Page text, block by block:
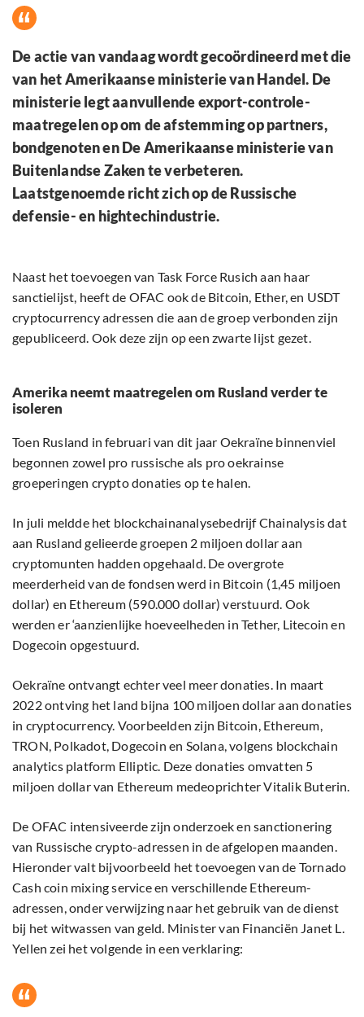
De actie van vandaag wordt gecoördineerd met die
van het Amerikaanse ministerie van Handel. De
ministerie legt aanvullende export-controle-
maatregelen op om de afstemming op partners,
bondgenoten en De Amerikaanse ministerie van
Buitenlandse Zaken te verbeteren.
Laatstgenoemde richt zich op de Russische
defensie- en hightechindustrie.
Naast het toevoegen van Task Force Rusich aan haar
sanctielijst, heeft de OFAC ook de Bitcoin, Ether, en USDT
cryptocurrency adressen die aan de groep verbonden zijn
gepubliceerd. Ook deze zijn op een zwarte lijst gezet.
Amerika neemt maatregelen om Rusland verder te
isoleren
Toen Rusland in februari van dit jaar Oekraïne binnenviel
begonnen zowel pro russische als pro oekrainse
groeperingen crypto donaties op te halen.
In juli meldde het blockchainanalysebedrijf Chainalysis dat
aan Rusland gelieerde groepen 2 miljoen dollar aan
cryptomunten hadden opgehaald. De overgrote
meerderheid van de fondsen werd in Bitcoin (1,45 miljoen
dollar) en Ethereum (590.000 dollar) verstuurd. Ook
werden er ‘aanzienlijke hoeveelheden in Tether, Litecoin en
Dogecoin opgestuurd.
Oekraïne ontvangt echter veel meer donaties. In maart
2022 ontving het land bijna 100 miljoen dollar aan donaties
in cryptocurrency. Voorbeelden zijn Bitcoin, Ethereum,
TRON, Polkadot, Dogecoin en Solana, volgens blockchain
analytics platform Elliptic. Deze donaties omvatten 5
miljoen dollar van Ethereum medeoprichter Vitalik Buterin.
De OFAC intensiveerde zijn onderzoek en sanctionering
van Russische crypto-adressen in de afgelopen maanden.
Hieronder valt bijvoorbeeld het toevoegen van de Tornado
Cash coin mixing service en verschillende Ethereum-
adressen, onder verwijzing naar het gebruik van de dienst
bij het witwassen van geld. Minister van Financiën Janet L.
Yellen zei het volgende in een verklaring: